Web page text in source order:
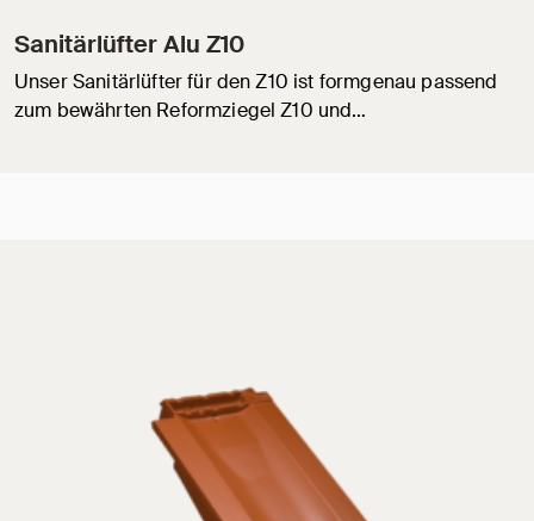
Sanitärlüfter Alu Z10
Unser Sanitärlüfter für den Z10 ist formgenau passend
zum bewährten Reformziegel Z10 und…